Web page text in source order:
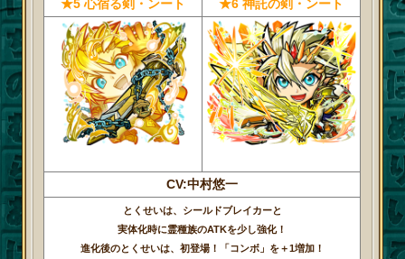
★5 心宿る剣・ンート ★6 神託の剣・ンート
CV:中村悠一
とくせいは、シールドブレイカーと
実体化時に霊種族のATKを少し強化！
進化後のとくせいは、初登場！「コンボ」を＋1増加！